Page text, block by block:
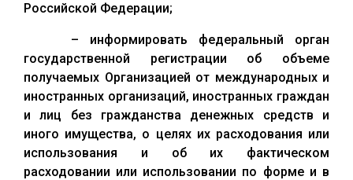
Российской Федерации;
– информировать федеральный орган
государственной регистрации об объеме
получаемых Организацией от международных и
иностранных организаций, иностранных граждан
и лиц без гражданства денежных средств и
иного имущества, о целях их расходования или
использования и об их фактическом
расходовании или использовании по форме и в